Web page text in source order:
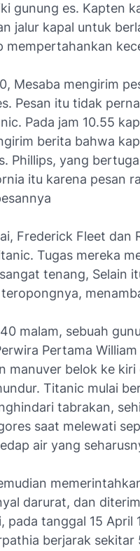
gunung es. Kapten
jalur kapal untuk
mempertahankan
Mesaba mengirim
Pesan itu tidak
Pada jam 10.55
berita bahwa
Phillips, yang
itu karena pesan
Frederick Fleet dan
Tugas mereka
tenang, Selain
malam, sebuah
Pertama
manuver belok ke
Titanic mulai
tabrakan,
saat melewati
air yang
darurat, dan
pada tanggal 15
berjarak